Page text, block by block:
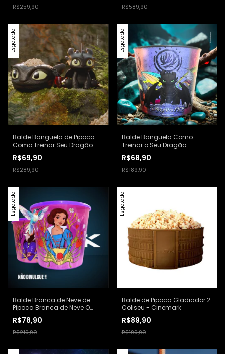
R$259,90 R$589,90
Esgotado
Balde Banguela de Pipoca
Como Treinar Seu Dragão -
R$69,90
R$289,90
Esgotado
Balde Banguela Como
Treinar o Seu Dragão -
R$68,90
R$189,90
Esgotado
Balde Branca de Neve de
Pipoca Branca de Neve O
R$78,90
R$219,90
Esgotado
Balde de Pipoca Gladiador 2
Coliseu - Cinemark
R$89,90
R$199,90